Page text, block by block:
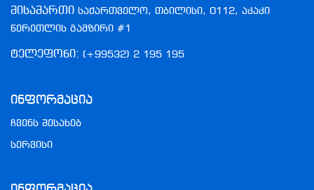
მისამართი საქართველო, თბილისი, 0112, აკაკი
წერეთლის გამზირი #1
ტელეფონი: (+99532) 2 195 195
Ინფორმაცია
ჩვენს შესახებ
სერვისი